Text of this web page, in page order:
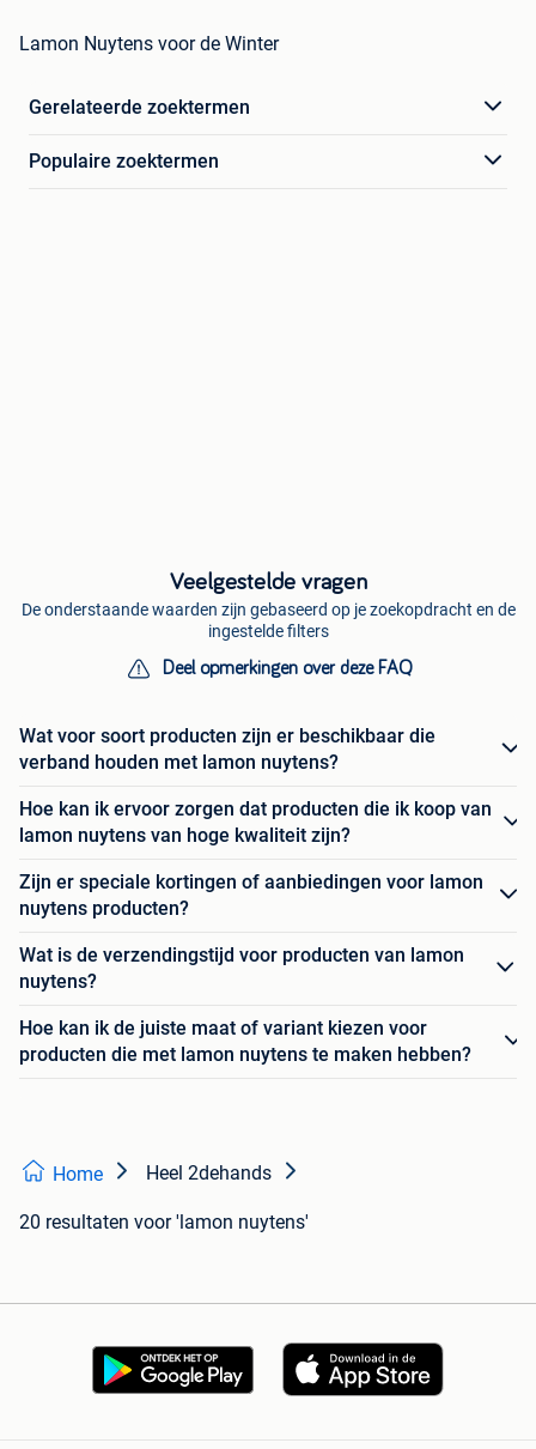
Lamon Nuytens voor de Winter
Gerelateerde zoektermen
Populaire zoektermen
Veelgestelde vragen
De onderstaande waarden zijn gebaseerd op je zoekopdracht en de
ingestelde filters
Deel opmerkingen over deze FAQ
Wat voor soort producten zijn er beschikbaar die
verband houden met lamon nuytens?
Hoe kan ik ervoor zorgen dat producten die ik koop van
lamon nuytens van hoge kwaliteit zijn?
Zijn er speciale kortingen of aanbiedingen voor lamon
nuytens producten?
Wat is de verzendingstijd voor producten van lamon
nuytens?
Hoe kan ik de juiste maat of variant kiezen voor
producten die met lamon nuytens te maken hebben?
Home Heel 2dehands
20 resultaten voor 'lamon nuytens'